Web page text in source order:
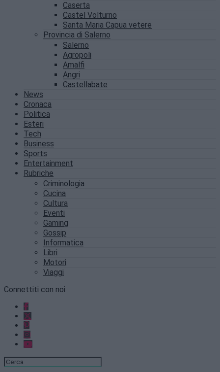
Caserta
Castel Volturno
Santa Maria Capua vetere
Provincia di Salerno
Salerno
Agropoli
Amalfi
Angri
Castellabate
News
Cronaca
Politica
Esteri
Tech
Business
Sports
Entertainment
Rubriche
Criminologia
Cucina
Cultura
Eventi
Gaming
Gossip
Informatica
Libri
Motori
Viaggi
Connettiti con noi